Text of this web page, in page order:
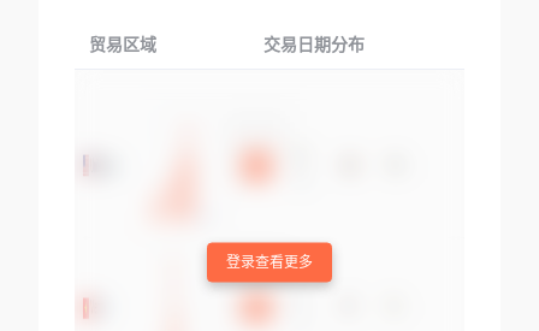
贸易区域 交易日期分布
登录查看更多